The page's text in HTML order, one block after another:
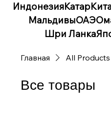
ИндонезияКатар
МальдивыОАЭ
Шри Ланка
Главная All Products
Все товары